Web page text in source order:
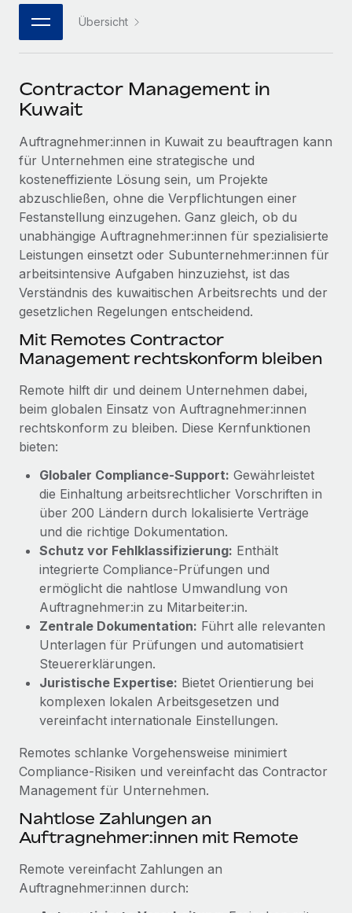
MCP
Integrationen
Tools
DIENSTLEISTUNGEN
Frag unsere Expert:innen
Hilfe von Expert:innen für globale HR & Compliance
Background-Checks
Einfacheres Bewerber:innen-Screening
Compliance Watchtower
Lückenlose Compliance
Geräteverwaltung
Globale Bereitstellung und Verfolgung von IT-
Geräten
Gründung von Niederlassungen
Schnelle, rechtssichere Gründung von
Niederlassungen
Mobilität und Relocation
Mühelose Relocation von Mitarbeiter:innen
Benefits
Mühelose Verwaltung von Benefits
PARTNER WERDEN
Flexible Einbettung von Global-HR-Funktionen in deine
Partner werden
Remote Build
Beratung zu Integrationen und KI-Automatisierung
FALLSTUDIEN
So hat der KI-Vorreiter Weaviate sein Team mit
Remote um 120 % vergrößert
Open-Source-Infrastrukturen. Das...
Mehr erfahren
Strategische Partnerschaft zwischen
Reverse Tech und Remote für Contractor
Management und Payroll
Wellness-Startup Reverse Tech hat das globale...
Mehr erfahren
Bibliothek für Stellenbeschreibungen
Webinare
Events
Newsroom
Informationen zu Gehältern und Qualifikationen
Insights Center
Hol dir Unterstützung
Alle Ressourcen anzeigen
BLOG
Globale Payroll
EOR und PEO
Contractor Management
Steuern
Den Blog erkunden
Neues zu Remote-Produkten: Integration mit
Gusto und Zero und Contractor Management
Plus
Auch im neuen Jahr wollen wir bei Remote Unternehmen
aller Größen dabei unterstützen, die beste...
Mehr erfahren
Wie Phiture 55 Mitarbeiter:innen in 19 Ländern
mit Remote verwaltet
Wachstumsberatung für mobile Apps. Das...
Mehr erfahren
한국어 Übersicht
Contractor Management in
Kuwait
Auftragnehmer:innen in Kuwait zu beauftragen kann
für Unternehmen eine strategische und
kosteneffiziente Lösung sein, um Projekte
abzuschließen, ohne die Verpflichtungen einer
Festanstellung einzugehen. Ganz gleich, ob du
unabhängige Auftragnehmer:innen für spezialisierte
Leistungen einsetzt oder Subunternehmer:innen für
arbeitsintensive Aufgaben hinzuziehst, ist das
Verständnis des kuwaitischen Arbeitsrechts und der
gesetzlichen Regelungen entscheidend.
Mit Remotes Contractor
Management rechtskonform bleiben
Remote hilft dir und deinem Unternehmen dabei,
beim globalen Einsatz von Auftragnehmer:innen
rechtskonform zu bleiben. Diese Kernfunktionen
bieten:
Globaler Compliance‑Support: Gewährleistet
die Einhaltung arbeitsrechtlicher Vorschriften in
über 200 Ländern durch lokalisierte Verträge
und die richtige Dokumentation.
Schutz vor Fehlklassifizierung: Enthält
integrierte Compliance‑Prüfungen und
ermöglicht die nahtlose Umwandlung von
Auftragnehmer:in zu Mitarbeiter:in.
Zentrale Dokumentation: Führt alle relevanten
Unterlagen für Prüfungen und automatisiert
Steuererklärungen.
Juristische Expertise: Bietet Orientierung bei
komplexen lokalen Arbeitsgesetzen und
vereinfacht internationale Einstellungen.
Remotes schlanke Vorgehensweise minimiert
Compliance‑Risiken und vereinfacht das Contractor
Management für Unternehmen.
Nahtlose Zahlungen an
Auftragnehmer:innen mit Remote
Remote vereinfacht Zahlungen an
Auftragnehmer:innen durch: